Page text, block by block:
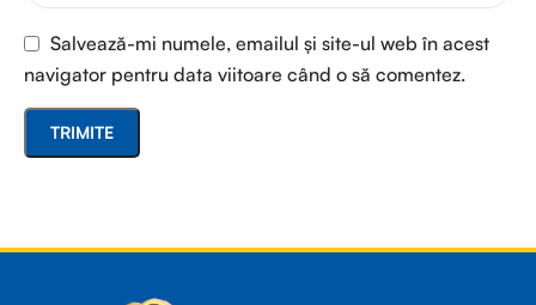
Salvează-mi numele, emailul și site-ul web în acest
navigator pentru data viitoare când o să comentez.